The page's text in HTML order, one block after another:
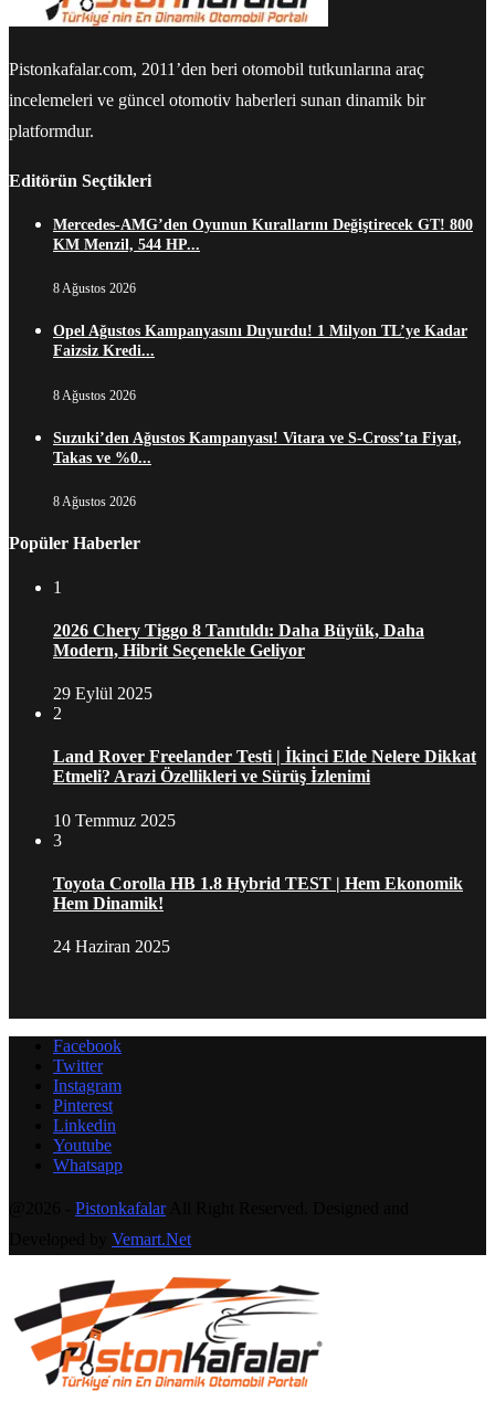
Pistonkafalar.com, 2011’den beri otomobil tutkunlarına araç
incelemeleri ve güncel otomotiv haberleri sunan dinamik bir
platformdur.
Editörün Seçtikleri
Mercedes-AMG’den Oyunun Kurallarını Değiştirecek GT! 800
KM Menzil, 544 HP...
8 Ağustos 2026
Opel Ağustos Kampanyasını Duyurdu! 1 Milyon TL’ye Kadar
Faizsiz Kredi...
8 Ağustos 2026
Suzuki’den Ağustos Kampanyası! Vitara ve S-Cross’ta Fiyat,
Takas ve %0...
8 Ağustos 2026
Popüler Haberler
1
2026 Chery Tiggo 8 Tanıtıldı: Daha Büyük, Daha
Modern, Hibrit Seçenekle Geliyor
29 Eylül 2025
2
Land Rover Freelander Testi | İkinci Elde Nelere Dikkat
Etmeli? Arazi Özellikleri ve Sürüş İzlenimi
10 Temmuz 2025
3
Toyota Corolla HB 1.8 Hybrid TEST | Hem Ekonomik
Hem Dinamik!
24 Haziran 2025
Facebook
Twitter
Instagram
Pinterest
Linkedin
Youtube
Whatsapp
PistonkafalarAll Right Reserved. Designed and
Vemart.Net